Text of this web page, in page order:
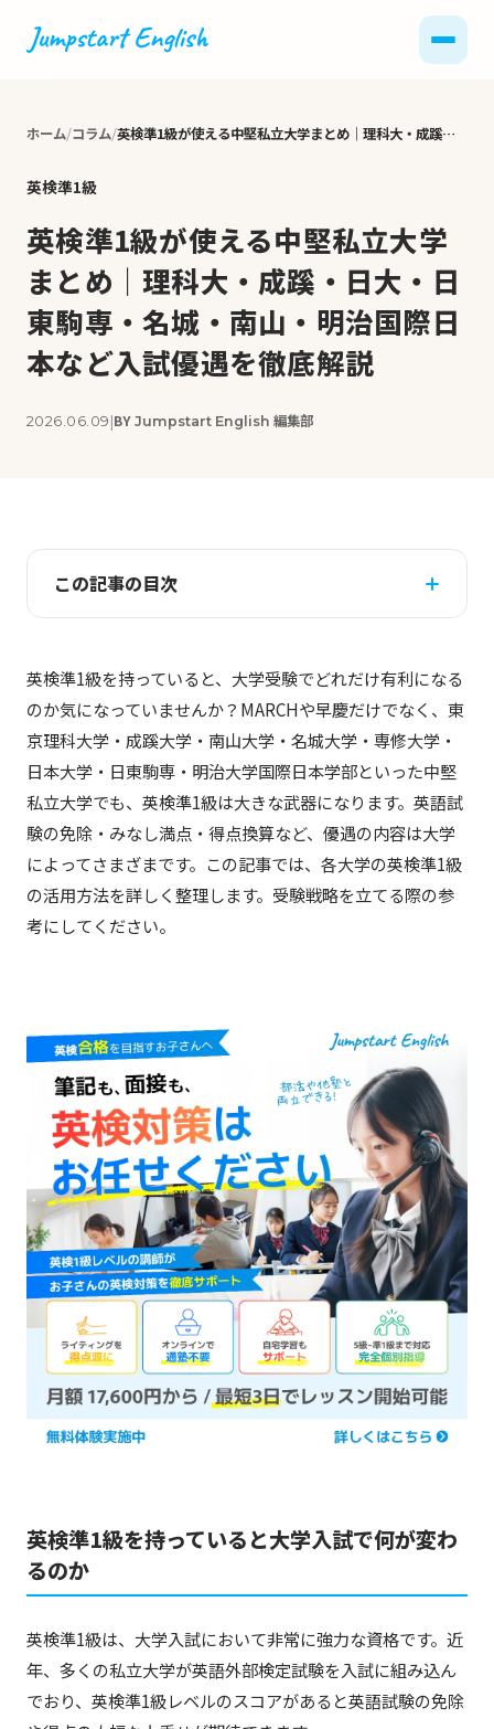
ホーム コラム 英検準1級が使える中堅私立大学まとめ｜理科大・成蹊・日大・日東駒専・名城・南山・明治国際日本など入試優遇を徹底解説
英検準1級
英検準1級が使える中堅私立大学
まとめ｜理科大・成蹊・日大・日
東駒専・名城・南山・明治国際日
本など入試優遇を徹底解説
2026.06.09 |BY Jumpstart English 編集部
この記事の目次
英検準1級を持っていると、大学受験でどれだけ有利になる
のか気になっていませんか？MARCHや早慶だけでなく、東
京理科大学・成蹊大学・南山大学・名城大学・専修大学・
日本大学・日東駒専・明治大学国際日本学部といった中堅
私立大学でも、英検準1級は大きな武器になります。英語試
験の免除・みなし満点・得点換算など、優遇の内容は大学
によってさまざまです。この記事では、各大学の英検準1級
の活用方法を詳しく整理します。受験戦略を立てる際の参
考にしてください。
英検準1級を持っていると大学入試で何が変わ
るのか
英検準1級は、大学入試において非常に強力な資格です。近
年、多くの私立大学が英語外部検定試験を入試に組み込ん
でおり、英検準1級レベルのスコアがあると英語試験の免除